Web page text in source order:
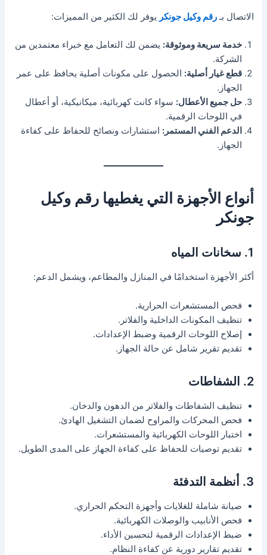
الاتصال بـرقم وكيل جونكر يوفر لك الكثير من المميزات:
خدمة سريعة وموثوقة: يضمن لك التعامل مع خبراء معتمدين من
الشركة.
قطع غيار أصلية: الحصول على مكونات أصلية يحافظ على عمر
الجهاز.
حل جميع الأعطال: سواء كانت كهربائية، ميكانيكية، أو أعطال
في اللوحات الرقمية.
الدعم الفني المستمر: استشارات ونصائح للحفاظ على كفاءة
الجهاز.
أنواع الأجهزة التي يغطيها رقم وكيل
جونكر
1. سخانات المياه
أكثر الأجهزة استخدامًا في المنازل والمطاعم، ويشمل الدعم:
فحص المستشعرات الحرارية.
تنظيف المكونات الداخلية والفلاتر.
إصلاح اللوحات الرقمية وضبط الإعدادات.
تقديم تقرير شامل عن حالة الجهاز.
2. الشفاطات
تنظيف الشفاطات والفلاتر من الدهون والدخان.
فحص المحركات والمراوح لضمان التشغيل الهادئ.
اختبار اللوحات الكهربائية والمستشعرات.
تقديم توصيات للحفاظ على كفاءة الجهاز على المدى الطويل.
3. أنظمة التدفئة
صيانة شاملة للغلايات وأجهزة التحكم الحراري.
فحص الأنابيب والوصلات الكهربائية.
ضبط الإعدادات الرقمية لتحسين الأداء.
تقديم تقارير دورية عن كفاءة النظام.